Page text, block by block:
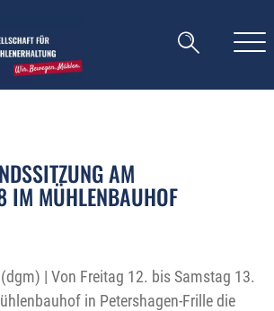
AM
MÜHLENBAUHOF
| Von Freitag 12. bis Samstag 13.
in Petershagen-Frille die